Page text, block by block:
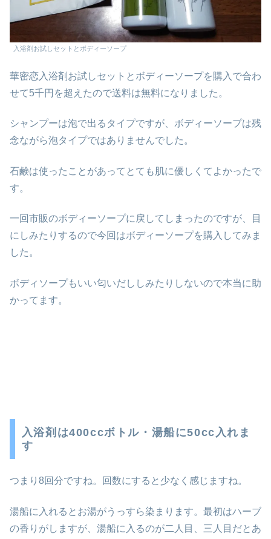
入浴剤お試しセットとボディーソープ
華密恋入浴剤お試しセットとボディーソープを購入で合わ
せて5千円を超えたので送料は無料になりました。
シャンプーは泡で出るタイプですが、ボディーソープは残
念ながら泡タイプではありませんでした。
石鹸は使ったことがあってとても肌に優しくてよかったで
す。
一回市販のボディーソープに戻してしまったのですが、目
にしみたりするので今回はボディーソープを購入してみま
した。
ボディソープもいい匂いだししみたりしないので本当に助
かってます。
入浴剤は400ccボトル・湯船に50cc入れま
す
つまり8回分ですね。回数にすると少なく感じますね。
湯船に入れるとお湯がうっすら染まります。最初はハーブ
の香りがしますが、湯船に入るのが二人目、三人目だとあ